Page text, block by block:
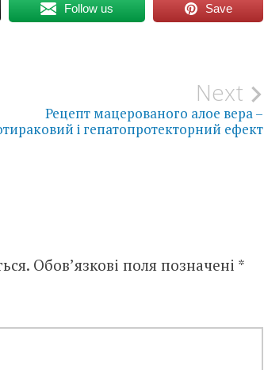
Follow us Save
Next
Рецепт мацерованого алое вера –
і гепатопротекторний ефект
Обов’язкові поля позначені *